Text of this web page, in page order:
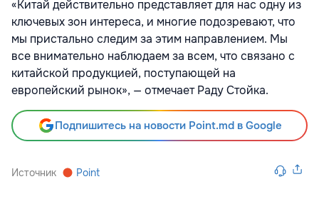
«Китай действительно представляет для нас одну из
ключевых зон интереса, и многие подозревают, что
мы пристально следим за этим направлением. Мы
все внимательно наблюдаем за всем, что связано с
китайской продукцией, поступающей на
европейский рынок», — отмечает Раду Стойка.
Подпишитесь на новости Point.md в Google
Источник Point